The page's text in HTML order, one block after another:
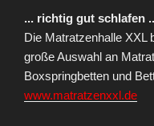
... richtig gut schlafen
Die Matratzenhalle XXL
große Auswahl an
Boxspringbetten und
www.matratzenxxl.de